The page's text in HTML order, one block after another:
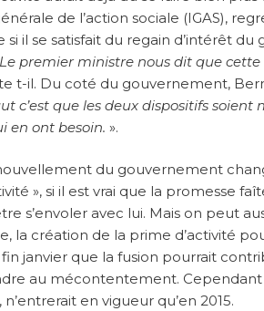
de l’action sociale (IGAS),
si il se satisfait du regain d’intérêt
Le premier ministre nous dit que cette
t-il. Du coté du gouvernement,
c’est que les deux dispositifs soient
en ont besoin. ».
du gouvernement
», si il est vrai que la promesse
s’envoler avec lui. Mais on peut
la création de la prime d’activité
janvier que la fusion pourrait
au mécontentement. Cependant
en vigueur qu’en 2015.